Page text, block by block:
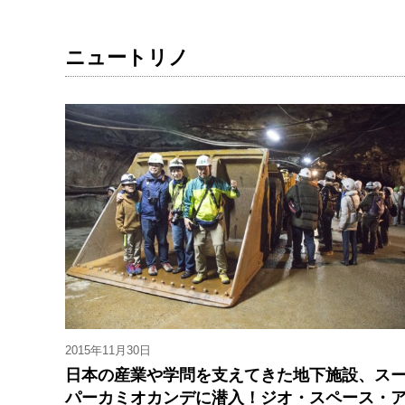
ニュートリノ
2015年11月30日
日本の産業や学問を支えてきた地下施設、ス
パーカミオカンデに潜入！ジオ・スペース・